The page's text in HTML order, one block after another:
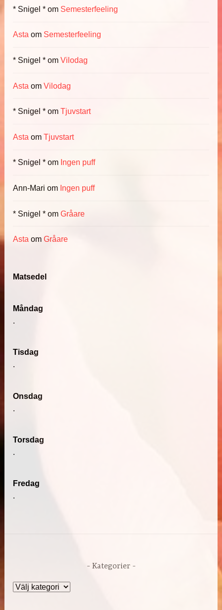
* Snigel * om Semesterfeeling
Asta om Semesterfeeling
* Snigel * omVilodag
Asta omVilodag
* Snigel * omTjuvstart
Asta omTjuvstart
* Snigel * om Ingen puff
Ann-Mari om Ingen puff
* Snigel * omGråare
Asta omGråare
Matsedel
Måndag
.
Tisdag
.
Onsdag
.
Torsdag
.
Fredag
.
Kategorier
Kategorier